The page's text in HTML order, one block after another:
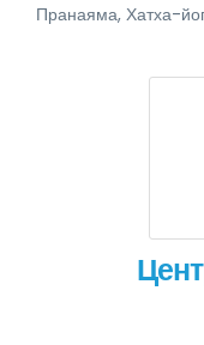
Пранаяма, Хатха-